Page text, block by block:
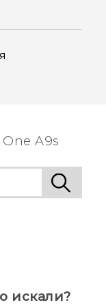
A9s
искали?